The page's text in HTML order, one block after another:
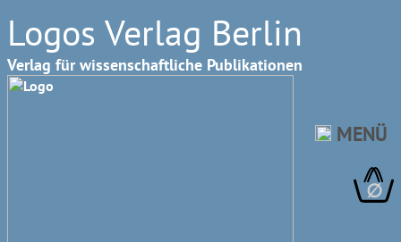
Logos Verlag Berlin
Verlag für wissenschaftliche Publikationen
∅
MENÜ